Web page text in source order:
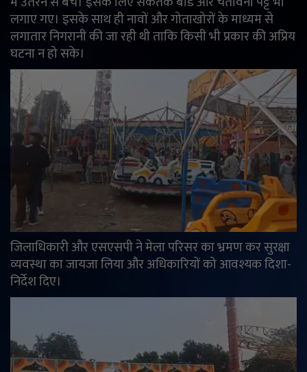
लगाए गए। इसके साथ ही नावों और गोताखोरों के माध्यम से
लगातार निगरानी की जा रही थी ताकि किसी भी प्रकार की अप्रिय
घटना न हो सके।
जिलाधिकारी और एसएसपी ने मेला परिसर का भ्रमण कर सुरक्षा
व्यवस्था का जायजा लिया और अधिकारियों को आवश्यक दिशा-
निर्देश दिए।